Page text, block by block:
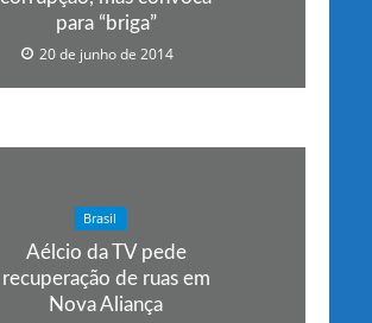
para “briga”
20 de junho de 2014
Brasil
Aélcio da TV pede
recuperação de ruas em
Nova Aliança